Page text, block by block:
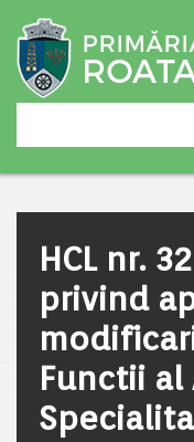
HCL nr.
privind
Functii